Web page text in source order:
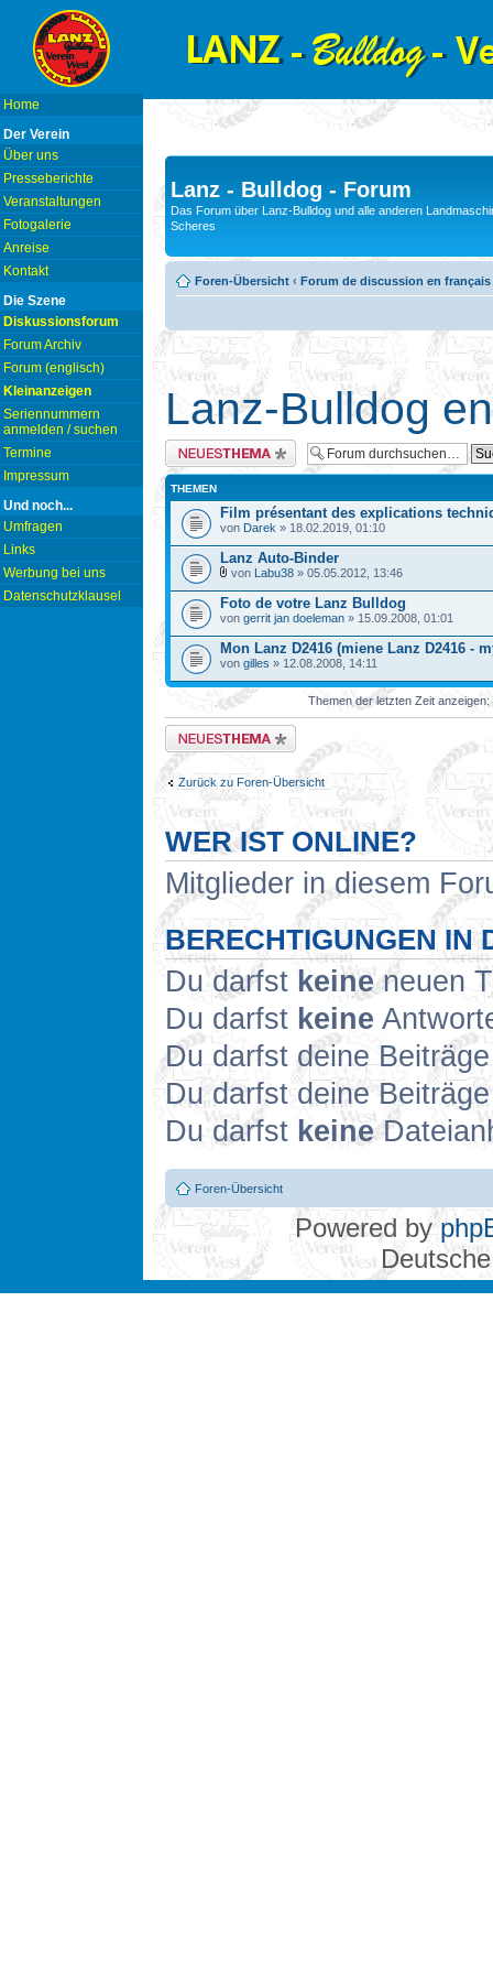
Home
Der Verein
Über uns
Presseberichte
Veranstaltungen
Fotogalerie
Anreise
Kontakt
Die Szene
Diskussionsforum
Forum Archiv
Forum (englisch)
Kleinanzeigen
Seriennummern
anmelden / suchen
Termine
Impressum
Und noch...
Umfragen
Links
Werbung bei uns
Datenschutzklausel
Lanz - Bulldog - Forum
Das Forum über Lanz-Bulldog und alle anderen
Scheres
Foren-Übersicht ‹ Forum de discussion en français
Lanz-Bulldog
Neues Thema erstellen
THEMEN
Film présentant des explications
von Darek » 18.02.2019, 01:10
Lanz Auto-Binder
von Labu38 » 05.05.2012, 13:46
Foto de votre Lanz Bulldog
von gerrit jan doeleman » 15.09.2008, 01:01
Mon Lanz D2416 (miene Lanz D2416 -
von gilles » 12.08.2008, 14:11
Themen der letzten Zeit anzeigen:
Neues Thema erstellen
Zurück zu Foren-Übersicht
WER IST ONLINE?
Mitglieder in diesem
BERECHTIGUNGEN IN
Du darfst keineneuen
Du darfst keine
Du darfst deine
Du darfst deine
Du darfst keine
Foren-Übersicht
Powered by